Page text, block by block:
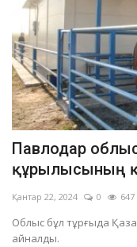
Павлодар
құрылысының
Қантар 22, 2024 0 647
Облыс бұл тұрғыда
айналды.